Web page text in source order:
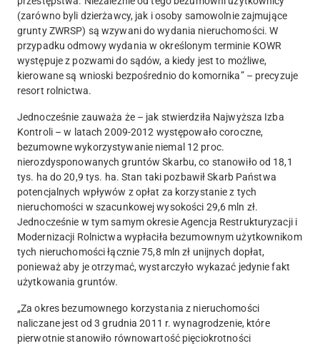
(zarówno byli dzierżawcy, jak i osoby samowolnie zajmujące
grunty ZWRSP) są wzywani do wydania nieruchomości. W
przypadku odmowy wydania w określonym terminie KOWR
występuje z pozwami do sądów, a kiedy jest to możliwe,
kierowane są wnioski bezpośrednio do komornika” – precyzuje
resort rolnictwa.
Jednocześnie zauważa że – jak stwierdziła Najwyższa Izba
Kontroli –w latach 2009-2012 występowało coroczne,
bezumowne wykorzystywanie niemal 12 proc.
nierozdysponowanych gruntów Skarbu, co stanowiło od 18,1
tys. ha do 20,9 tys. ha. Stan taki pozbawił Skarb Państwa
potencjalnych wpływów z opłat za korzystanie z tych
nieruchomości w szacunkowej wysokości 29,6 mln zł.
Jednocześnie w tym samym okresie Agencja Restrukturyzacji i
Modernizacji Rolnictwa wypłaciła bezumownym użytkownikom
tych nieruchomości łącznie 75,8 mln zł unijnych dopłat,
ponieważ aby je otrzymać, wystarczyło wykazać jedynie fakt
użytkowania gruntów.
„Za okres bezumownego korzystania z nieruchomości
naliczane jest od 3 grudnia 2011 r. wynagrodzenie, które
pierwotnie stanowiło równowartość pięciokrotności